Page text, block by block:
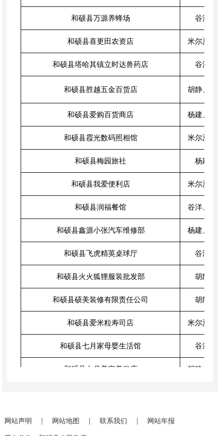
和硕县万源养蜂场 谷洋、
和硕县喜更田农资店 米尔夏提
和硕县塔哈其镇立时达兽药店 谷洋、
和硕县胜越五金百货店 胡静、米
和硕县爱购百货商店 杨建、米
和硕县霞光数码照相馆 米尔夏提
和硕县梅园旅社 杨建、
和硕县我爱便利店 米尔夏提
和硕县润福餐馆 谷洋、米
和硕县鑫源小张汽车维修部 杨建、米
和硕县飞虎精英桌球厅 谷洋、
和硕县火火狐狸服装批发部 胡静、
和硕县硕美装修有限责任公司 胡静、
和硕县爱米粒寿司店 米尔夏提
和硕县七月家母婴生活馆 谷洋、
和硕县七月美容美发店 胡静、米
和硕县瑞鑫电脑经销部
网站声明 网站地图 联系我们 网站年报